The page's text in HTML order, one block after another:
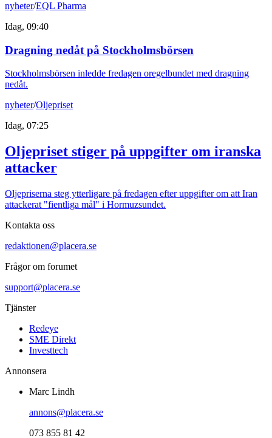
nyheter/EQL Pharma
Idag, 09:40
Dragning nedåt på Stockholmsbörsen
Stockholmsbörsen inledde fredagen oregelbundet med dragning
nedåt.
nyheter/Oljepriset
Idag, 07:25
Oljepriset stiger på uppgifter om iranska
attacker
Oljepriserna steg ytterligare på fredagen efter uppgifter om att Iran
attackerat "fientliga mål" i Hormuzsundet.
Kontakta oss
redaktionen@placera.se
Frågor om forumet
support@placera.se
Tjänster
Redeye
SME Direkt
Investtech
Annonsera
Marc Lindh
annons@placera.se
073 855 81 42